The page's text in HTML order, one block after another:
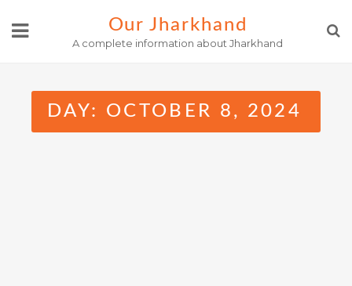
Our Jharkhand
A complete information about Jharkhand
DAY: OCTOBER 8, 2024